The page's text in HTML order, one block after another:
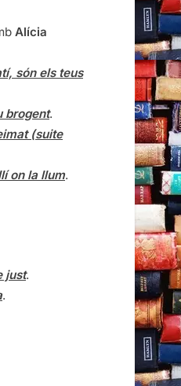
Alícia
són els teus
brogent.
(suite
on la llum.
just.
.